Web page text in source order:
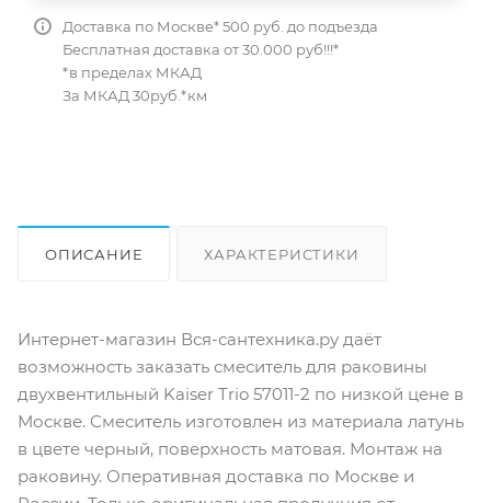
Доставка по Москве* 500 руб. до подъезда
Бесплатная доставка от 30.000 руб!!!*
*в пределах МКАД
За МКАД 30руб.*км
ОПИСАНИЕ ХАРАКТЕРИСТИКИ
Интернет-магазин Вся-сантехника.ру даёт
возможность заказать смеситель для раковины
двухвентильный Kaiser Trio 57011-2 по низкой цене в
Москве. Смеситель изготовлен из материала латунь
в цвете черный, поверхность матовая. Монтаж на
раковину. Оперативная доставка по Москве и